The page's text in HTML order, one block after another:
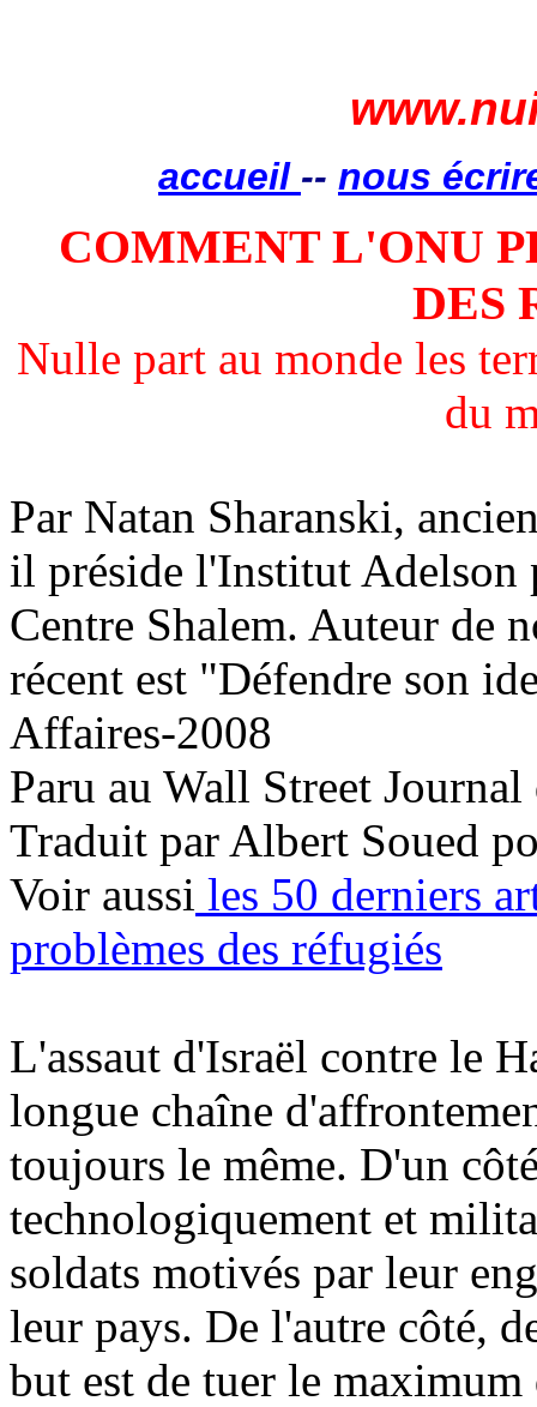
accueil -- nous
COMMENT L'ONU
DES
Nulle part au monde les
du
Par Natan Sharanski,
il préside l'Institut Adelson
Centre Shalem. Auteur de
récent est "Défendre son
Affaires-2008
Paru au Wall Street
Traduit par Albert Soued
Voir aussi les 50 derniers
problèmes des réfugiés
L'assaut d'Israël contre le
longue chaîne
toujours le même. D'un
technologiquement et
soldats motivés par leur
leur pays. De l'autre côté,
but est de tuer le